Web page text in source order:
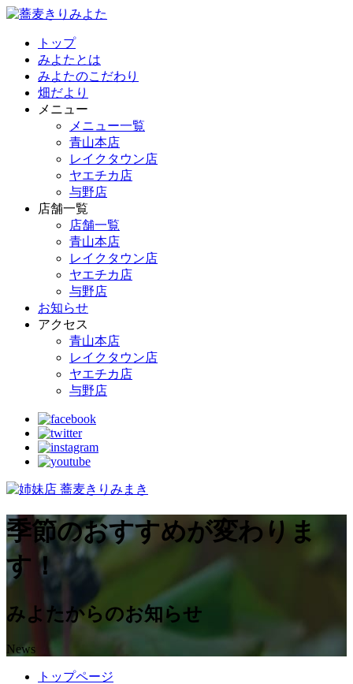
トップ
みよたとは
みよたのこだわり
畑だより
メニュー
メニュー一覧
青山本店
レイクタウン店
ヤエチカ店
与野店
店舗一覧
店舗一覧
青山本店
レイクタウン店
ヤエチカ店
与野店
お知らせ
アクセス
青山本店
レイクタウン店
ヤエチカ店
与野店
季節のおすすめが変わりま
す！
みよたからのお知らせ
News
トップページ